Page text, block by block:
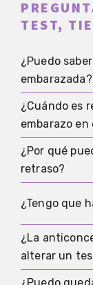
TEST,
¿Puedo
embarazada?
confiables
sensaciones
que ver con
¿Cuándo es
embarazo en
Como
primer día
después del
¿Por qué
retraso?
Porque la
caso, repetir
más útil que
¿Tengo que
No
pronto, la
ayudar. Más
¿La
alterar un